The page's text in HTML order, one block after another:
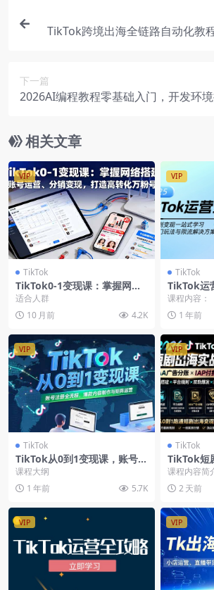
TikTok跨境出海全链路自动化教
下一篇
2026AI编程教程零基础入门，开发环
相关文章
VIP
TikTok
TikTok0-1变现课：掌握网络
搭建、账号运营、分销变现，
打造高转化万粉号
适合人群
10 月前
4.2K
VIP
TikTok
TikTok运
变现一站
法与限流
课程内容：
1 年前
VIP
TikTok
TikTok从0到1变现课，账号注
册全流程，爆款内容制作与矩
课程大纲
1 年前
5.7K
VIP
TikTok
TikTok短
IAA广告
流程
课程内容简
年TikTok短
台规则、...
2 天前
VIP VIP